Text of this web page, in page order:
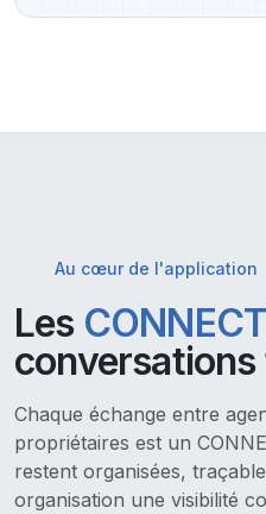
Au cœur de l'application
Les
Chaque échange entre
propriétaires est un
restent organisées,
organisation une visibilité